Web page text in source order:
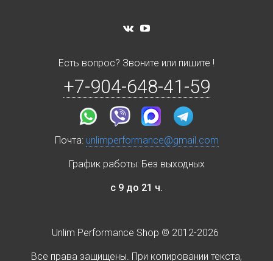
Есть вопрос? Звоните или пишите !
+7-904-648-41-59
Почта: unlimperformance@gmail.com
График работы: Без выходных
с 9 до 21 ч.
Unlim Performance Shop © 2012-2026
Все права защищены. При копировании текста,